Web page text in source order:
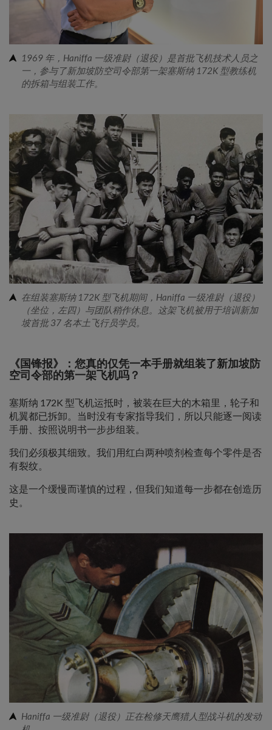
1969 年，Haniffa 一级准尉（退役）是首批飞机技术人员之
一，参与了新加坡防空司令部第一架塞斯纳 172K 型教练机
的拆箱与组装工作。
在组装塞斯纳 172K 型飞机期间，Haniffa 一级准尉（退役）
（坐位，左四）与团队稍作休息。这架飞机被用于培训新加
坡首批 37 名本土飞行员学员。
《国锋报》：您真的仅凭一本手册就组装了新加坡防
空司令部的第一架飞机吗？
塞斯纳 172K 型飞机运抵时，被装在巨大的木箱里，轮子和
机翼都已拆卸。当时没有专家指导我们，所以只能逐一阅读
手册、按照说明书一步步组装。
我们必须极其细致。我们用红白两种喷剂检查每个零件是否
有裂纹。
这是一个缓慢而谨慎的过程，但我们知道每一步都在创造历
史。
Haniffa 一级准尉（退役）正在检修天鹰猎人型战斗机的发动